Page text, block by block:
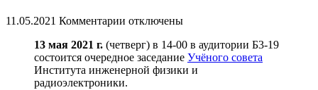
11.05.2021 Комментарии отключены
13 мая 2021 г. (четверг) в 14-00 в аудитории Б3-19
состоится очередное заседание Учёного совета
Института инженерной физики и
радиоэлектроники.